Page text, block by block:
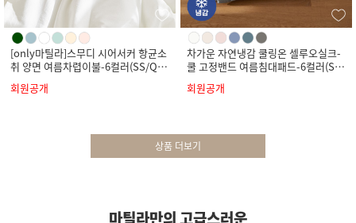
[only마틸라]스무디 시어서커 항균소
취 양면 여름차렵이불-6컬러(SS/Q/
K)
회원공개
차가운 자연냉감 쿨링온 셀루오실크-
쿨 고정밴드 여름침대패드-6컬러(SS/
Q/K)
회원공개
상품 더보기
마틸라만의 고급스러운